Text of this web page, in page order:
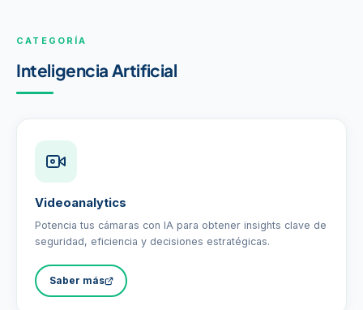
CATEGORÍA
Inteligencia Artificial
Videoanalytics
Potencia tus cámaras con IA para obtener insights clave de
seguridad, eficiencia y decisiones estratégicas.
Saber más